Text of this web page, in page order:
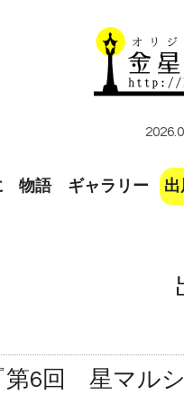
物語 ギャラリー 出
第6回 星マル